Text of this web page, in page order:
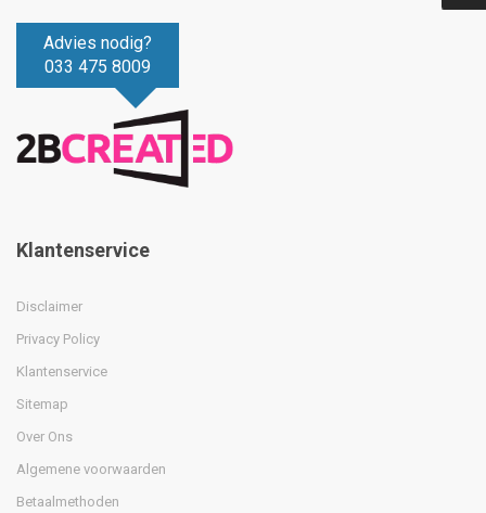
Advies nodig?
033 475 8009
Klantenservice
Disclaimer
Privacy Policy
Klantenservice
Sitemap
Over Ons
Algemene voorwaarden
Betaalmethoden